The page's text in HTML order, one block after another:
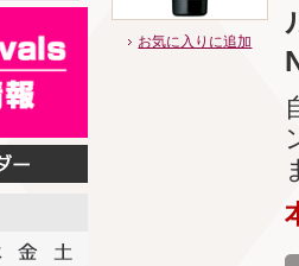
お気に入りに追加